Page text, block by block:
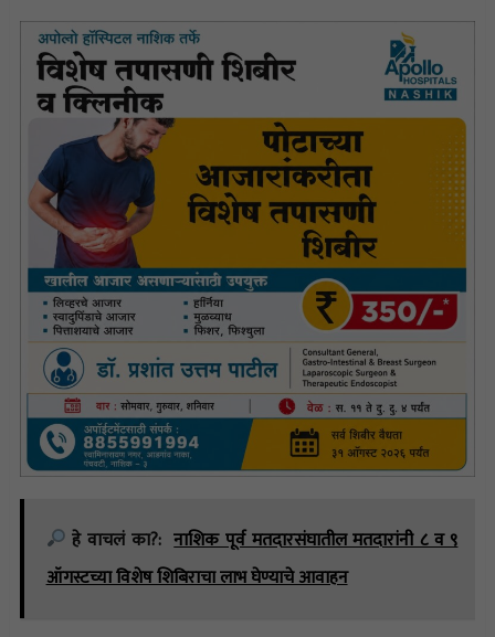
हे वाचलं का?: नाशिक पूर्व मतदारसंघातील मतदारांनी ८ व ९
ऑगस्टच्या विशेष शिबिराचा लाभ घेण्याचे आवाहन